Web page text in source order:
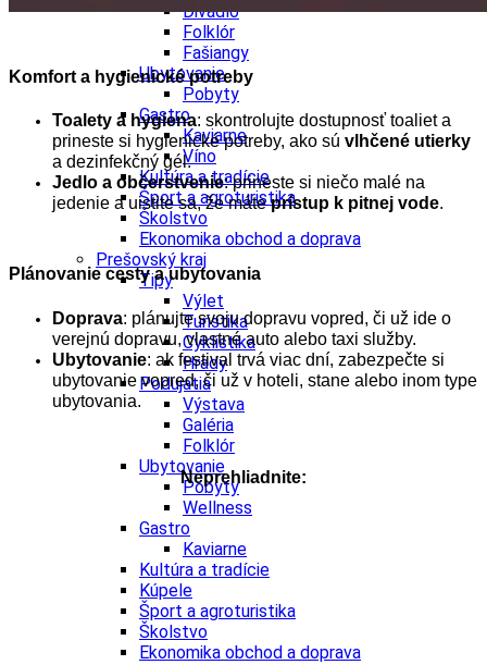
Divadlo
Folklór
Fašiangy
Ubytovanie
Pobyty
Gastro
Kaviarne
Víno
Kultúra a tradície
Šport a agroturistika
Školstvo
Ekonomika obchod a doprava
Prešovský kraj
Tipy
Výlet
Turistika
Cyklistika
Hrady
Podujatia
Výstava
Galéria
Folklór
Ubytovanie
Pobyty
Wellness
Gastro
Kaviarne
Kultúra a tradície
Kúpele
Šport a agroturistika
Školstvo
Ekonomika obchod a doprava
Komfort a hygienické potreby
Toalety a hygiena: skontrolujte dostupnosť toaliet a
prineste si hygienické potreby, ako sú vlhčené utierky
a dezinfekčný gél.
Jedlo a občerstvenie: prineste si niečo malé na
jedenie a uistite sa, že máteprístup k pitnej vode.
Plánovanie cesty a ubytovania
Doprava: plánujte svoju dopravu vopred, či už ide o
verejnú dopravu, vlastné auto alebo taxi služby.
Ubytovanie: ak festival trvá viac dní, zabezpečte si
ubytovanie vopred, či už v hoteli, stane alebo inom type
ubytovania.
Neprehliadnite: